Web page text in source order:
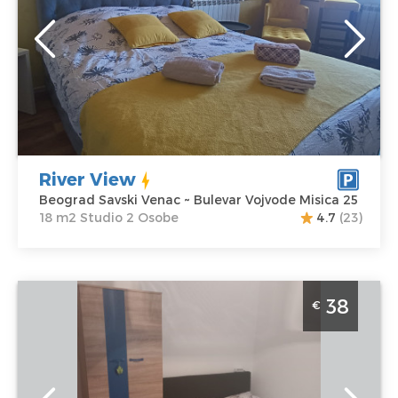
Lokacija:
Beograd Savski
Venac
Adresa:Bulevar
Vojvode Misica
34 €
Gosti: 2
Kvadratura :18
m2
Struktura :
Studio
River View
Beograd Savski Venac ~ Bulevar Vojvode Misica 25
18 m2 Studio 2 Osobe
4.7 (23)
Studio Apartman Studio Slavija 2 Beograd Savski Venac
velicine 27m2, za boravak do 2 osobe
Beograd Savski
2
Kvadratura :
€ 38